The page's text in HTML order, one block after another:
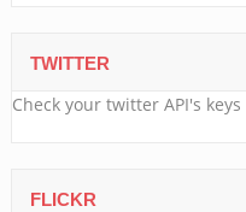
TWITTER
Check your twitter API's keys
FLICKR